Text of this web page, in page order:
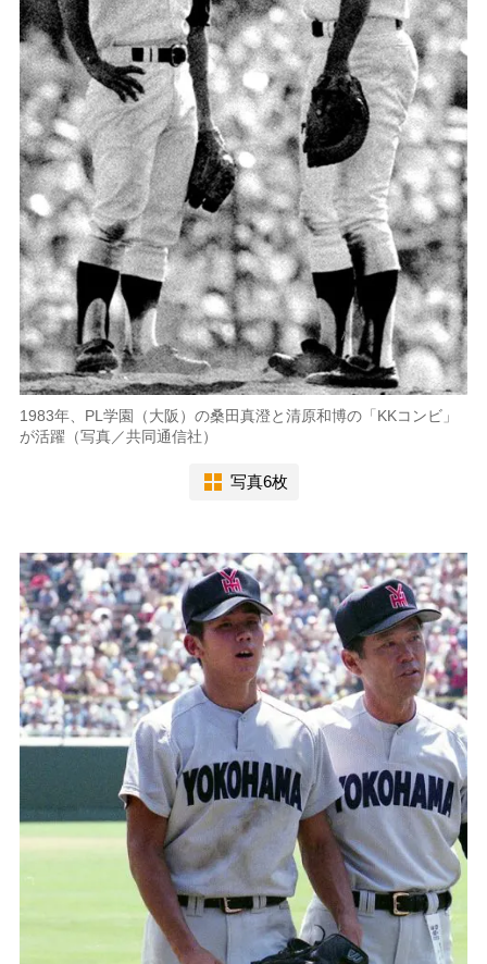
1983年、PL学園（大阪）の桑田真澄と清原和博の「KKコンビ」
が活躍（写真／共同通信社）
写真6枚